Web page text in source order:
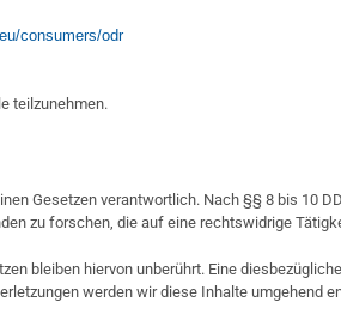
consumers/odr
teilzunehmen.
Gesetzen verantwortlich. Nach §§ 8 bis 10
zu forschen, die auf eine rechtswidrige
bleiben hiervon unberührt. Eine
werden wir diese Inhalte umgehend